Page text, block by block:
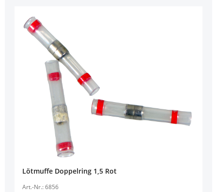
Lötmuffe Doppelring 1,5 Rot
Art.-Nr.: 6856